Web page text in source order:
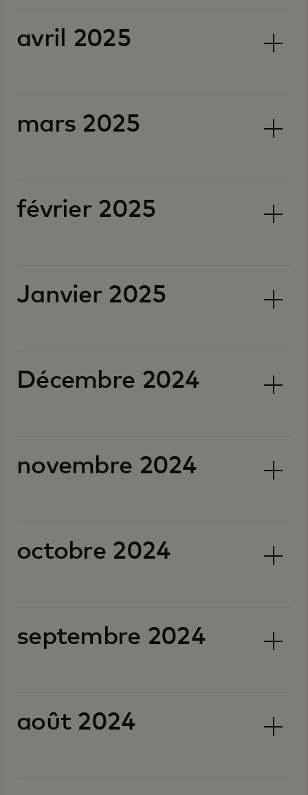
avril 2025
mars 2025
février 2025
Janvier 2025
Décembre 2024
novembre 2024
octobre 2024
septembre 2024
août 2024